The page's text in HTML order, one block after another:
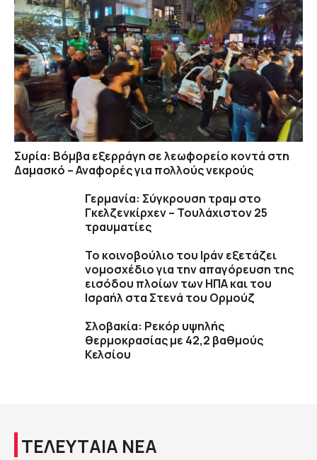
Συρία: Βόμβα εξερράγη σε λεωφορείο κοντά στη
Δαμασκό – Αναφορές για πολλούς νεκρούς
Γερμανία: Σύγκρουση τραμ στο
Γκελζενκίρχεν – Τουλάχιστον 25
τραυματίες
To κοινοβούλιο του Ιράν εξετάζει
νομοσχέδιο για την απαγόρευση της
εισόδου πλοίων των ΗΠΑ και του
Ισραήλ στα Στενά του Ορμούζ
Σλοβακία: Ρεκόρ υψηλής
θερμοκρασίας με 42,2 βαθμούς
Κελσίου
ΤΕΛΕΥΤΑΙΑ ΝΕΑ